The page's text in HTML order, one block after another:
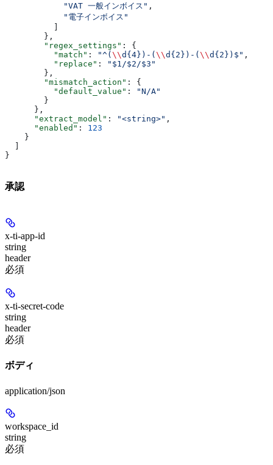
            "VAT 一般インボイス"
,
            "電子インボイス"
          ]
        },
        "regex_settings"
: {
          "match"
: "^(\\d{4})-(\\d{2})-(\\d{2})$" ,
          "replace"
:
"$1/$2/$3"
        },
        "mismatch_action"
: {
          "default_value"
:
"N/A"
        }
      },
      "extract_model"
: "<string>" ,
      "enabled"
: 123
    }
  ]
}
承認
x-ti-app-id
string
header
必須
x-ti-secret-code
string
header
必須
ボディ
application/json
workspace_id
string
必須